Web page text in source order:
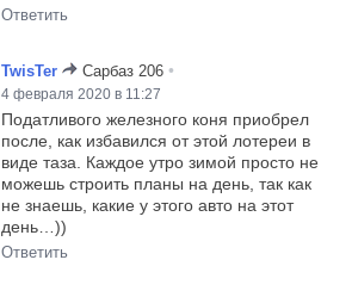
Ответить
TwisTer Сарбаз 206 •
4 февраля 2020 в 11:27
Податливого железного коня приобрел
после, как избавился от этой лотереи в
виде таза. Каждое утро зимой просто не
можешь строить планы на день, так как
не знаешь, какие у этого авто на этот
день…))
Ответить